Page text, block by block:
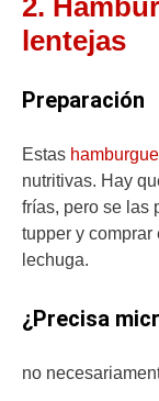
lentejas
Preparación
Estas
nutritivas. Hay
frías, pero se las
tupper y comprar
lechuga.
¿Precisa
no